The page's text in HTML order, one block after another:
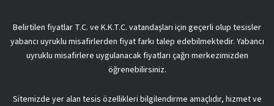
Belirtilen fiyatlar T.C. ve K.K.T.C. vatandaşları için geçerli olup tesisler
yabancı uyruklu misafirlerden fiyat farkı talep edebilmektedir. Yabancı
uyruklu misafirlere uygulanacak fiyatları çağrı merkezimizden
öğrenebilirsiniz.
Sitemizde yer alan tesis özellikleri bilgilendirme amaçlıdır, hizmet ve